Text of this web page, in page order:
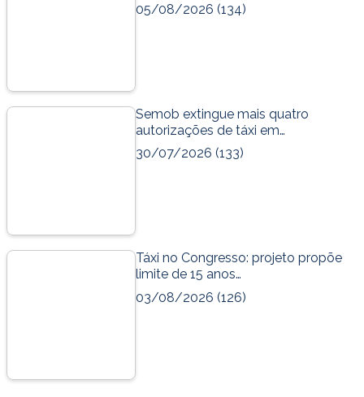
05/08/2026 (134)
Semob extingue mais quatro
autorizações de táxi em…
30/07/2026 (133)
Táxi no Congresso: projeto propõe
limite de 15 anos…
03/08/2026 (126)